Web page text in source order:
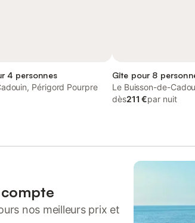
4 personnes
Périgord Pourpre
Gîte pour 8
Le Buisson-de-
dès211 €par nuit
compte
nos meilleurs prix et